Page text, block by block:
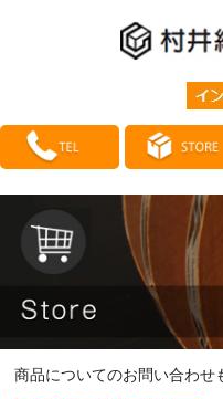
商品についてのお問い合わせ